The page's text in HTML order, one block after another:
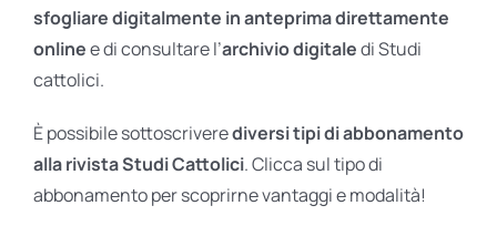
Ares Gift Card
sfogliare digitalmente in anteprima direttamente
onlinee di consultare l’archivio digitaledi Studi
cattolici.
È possibile sottoscriverediversi tipi di abbonamento
alla rivista Studi Cattolici. Clicca sul tipo di
abbonamento per scoprirne vantaggi e modalità!